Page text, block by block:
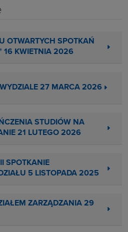
OTWARTYCH SPOTKAŃ
16 KWIETNIA 2026
27 MARCA 2026
STUDIÓW NA
21 LUTEGO 2026
SPOTKANIE
5 LISTOPADA 2025
ZARZĄDZANIA 29